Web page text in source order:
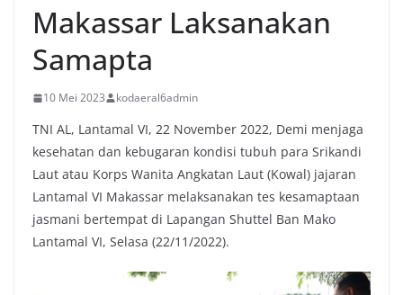
Makassar Laksanakan
Samapta
10 Mei 2023 kodaeral6admin
TNI AL, Lantamal VI, 22 November 2022, Demi menjaga
kesehatan dan kebugaran kondisi tubuh para Srikandi
Laut atau Korps Wanita Angkatan Laut (Kowal) jajaran
Lantamal VI Makassar melaksanakan tes kesamaptaan
jasmani bertempat di Lapangan Shuttel Ban Mako
Lantamal VI, Selasa (22/11/2022).